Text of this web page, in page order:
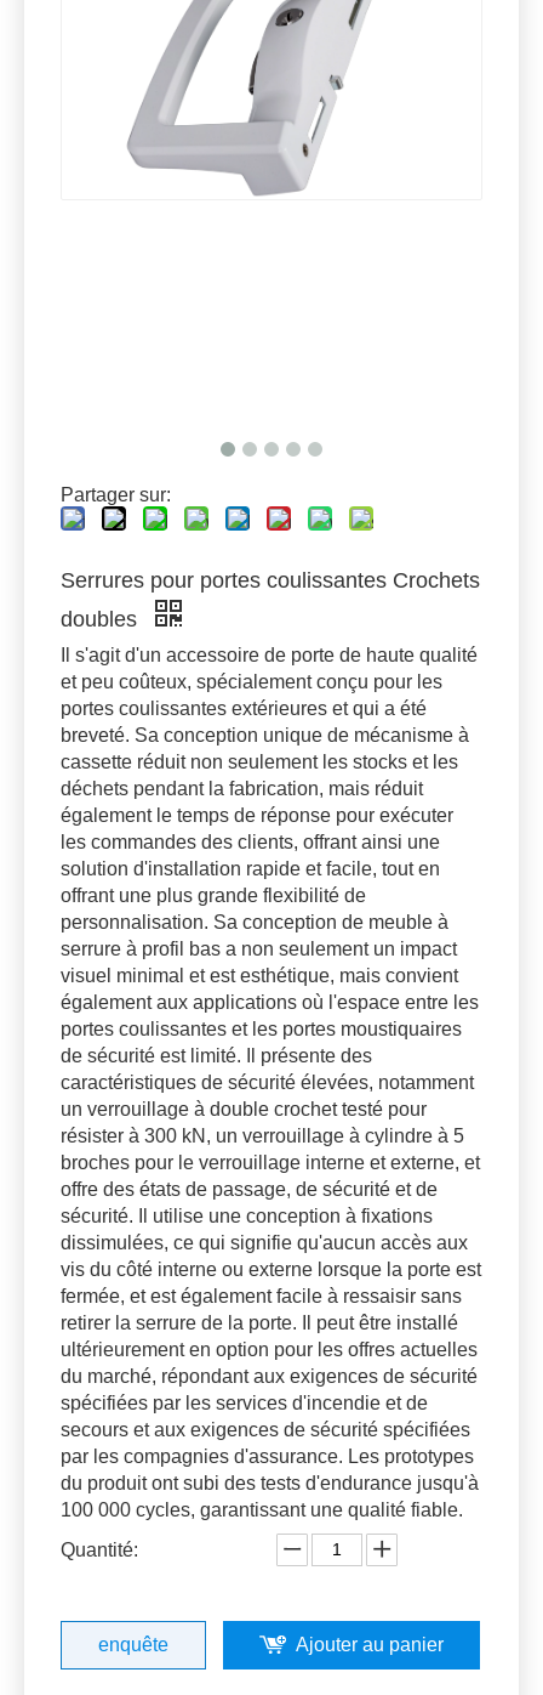
Partager sur:
Serrures pour portes coulissantes Crochets
doubles
Il s'agit d'un accessoire de porte de haute qualité
et peu coûteux, spécialement conçu pour les
portes coulissantes extérieures et qui a été
breveté. Sa conception unique de mécanisme à
cassette réduit non seulement les stocks et les
déchets pendant la fabrication, mais réduit
également le temps de réponse pour exécuter
les commandes des clients, offrant ainsi une
solution d'installation rapide et facile, tout en
offrant une plus grande flexibilité de
personnalisation. Sa conception de meuble à
serrure à profil bas a non seulement un impact
visuel minimal et est esthétique, mais convient
également aux applications où l'espace entre les
portes coulissantes et les portes moustiquaires
de sécurité est limité. Il présente des
caractéristiques de sécurité élevées, notamment
un verrouillage à double crochet testé pour
résister à 300 kN, un verrouillage à cylindre à 5
broches pour le verrouillage interne et externe, et
offre des états de passage, de sécurité et de
sécurité. Il utilise une conception à fixations
dissimulées, ce qui signifie qu'aucun accès aux
vis du côté interne ou externe lorsque la porte est
fermée, et est également facile à ressaisir sans
retirer la serrure de la porte. Il peut être installé
ultérieurement en option pour les offres actuelles
du marché, répondant aux exigences de sécurité
spécifiées par les services d'incendie et de
secours et aux exigences de sécurité spécifiées
par les compagnies d'assurance. Les prototypes
du produit ont subi des tests d'endurance jusqu'à
100 000 cycles, garantissant une qualité fiable.
Quantité:
enquête Ajouter au panier